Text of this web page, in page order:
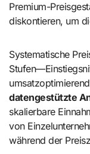
Premium-
diskontieren, um
Systematische
datengestützte
skalierbare
von
während der